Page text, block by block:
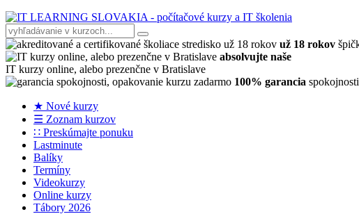
už 18 rokov
absolvujte naše
IT kurzy online, alebo prezenčne v Bratislave
100% garancia
★ Nové kurzy
☰ Zoznam kurzov
∷ Preskúmajte ponuku
Lastminute
Balíky
Termíny
Videokurzy
Online kurzy
Tábory 2026